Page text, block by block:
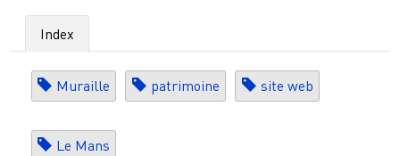
Index
Muraille patrimoine site web
Le Mans